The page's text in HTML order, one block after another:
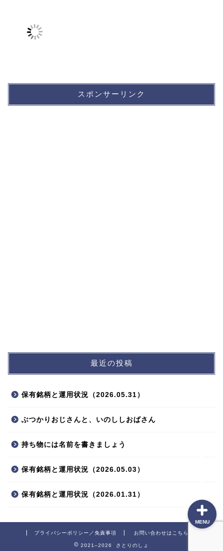
スポンサーリンク
最近の投稿
保有銘柄と運用状況（2026.05.31）
ぶつかりおじさんと、いのししおばさん
持ち物には名前を書きましょう
保有銘柄と運用状況（2026.05.03）
保有銘柄と運用状況（2026.01.31）
プライバシーポリシー／免責事項 お問い合わせはこちら
2021–2026 さとりのしょ
MENU
ポートフォリオ